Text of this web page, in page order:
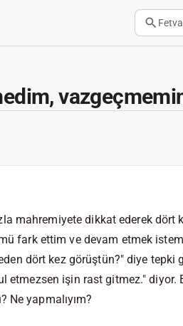
mahremiyete dikkat ederek
fark ettim ve devam etmek
dört kez görüştün?" diye tepki
etmezsen işin rast gitmez." diyor.
Ne yapmalıyım?